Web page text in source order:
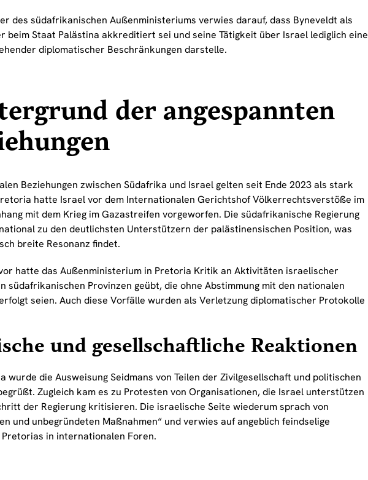
des südafrikanischen Außenministeriums verwies darauf, dass Byneveldt als
beim Staat Palästina akkreditiert sei und seine Tätigkeit über Israel lediglich eine
diplomatischer Beschränkungen darstelle.
der angespannten
Beziehungen zwischen Südafrika und Israel gelten seit Ende 2023 als stark
hatte Israel vor dem Internationalen Gerichtshof Völkerrechtsverstöße im
mit dem Krieg im Gazastreifen vorgeworfen. Die südafrikanische Regierung
zu den deutlichsten Unterstützern der palästinensischen Position, was
breite Resonanz findet.
hatte das Außenministerium in Pretoria Kritik an Aktivitäten israelischer
südafrikanischen Provinzen geübt, die ohne Abstimmung mit den nationalen
seien. Auch diese Vorfälle wurden als Verletzung diplomatischer Protokolle
und gesellschaftliche Reaktionen
wurde die Ausweisung Seidmans von Teilen der Zivilgesellschaft und politischen
Zugleich kam es zu Protesten von Organisationen, die Israel unterstützen
der Regierung kritisieren. Die israelische Seite wiederum sprach von
und unbegründeten Maßnahmen“ und verwies auf angeblich feindselige
Pretorias in internationalen Foren.